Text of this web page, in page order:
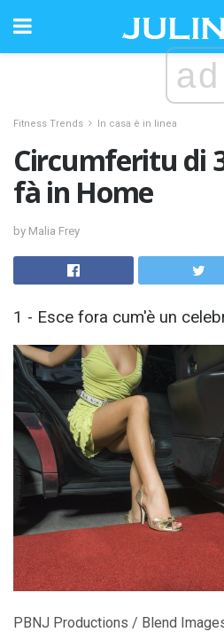
ad
Fitness Trends In casa è in linea
Circumferitu di
fà in Home
by Malia Frey
1 - Esce fora cum'è un
PBNJ Productions / Blend